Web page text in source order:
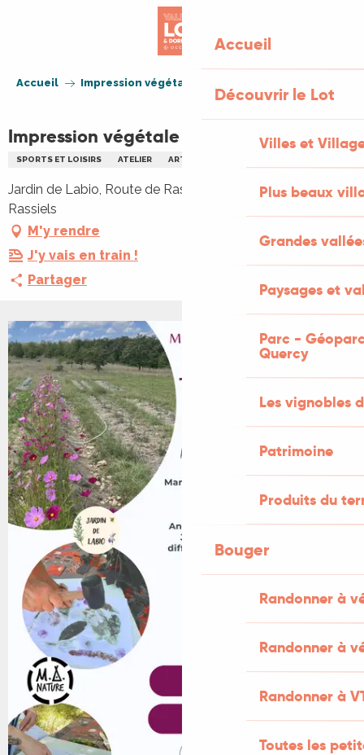
Accueil
Découvrir le Lot
Villes et
Plus beaux
Grandes
Paysages et
Parc -
Quercy
Les vignobles
Patrimoine
Produits du
Bouger
Randonner à
Randonner à
Randonner à
Toutes les
Accueil Impression végétale : atelier Tatakizomé
Impression végétale : atelier Tatakizomé
SPORTS ET LOISIRS ATELIER ARTISANAT
Jardin de Labio, Route de Rassiels, 46090 Trespoux-
Rassiels
M'y rendre
J'y vais en train !
Partager